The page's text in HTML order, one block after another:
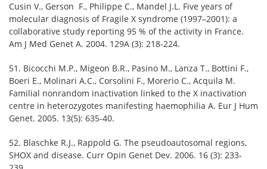
Cusin V., Gerson F., Philippe C., Mandel J.L. Five years of
molecular diagnosis of Fragile X syndrome (1997–2001): a
collaborative study reporting 95 % of the activity in France.
Am J Med Genet A. 2004. 129A (3): 218-224.
51. Bicocchi M.P., Migeon B.R., Pasino M., Lanza T., Bottini F.,
Boeri E., Molinari A.C., Corsolini F., Morerio C., Acquila M.
Familial nonrandom inactivation linked to the X inactivation
centre in heterozygotes manifesting haemophilia A. Eur J Hum
Genet. 2005. 13(5): 635-40.
52. Blaschke R.J., Rappold G. The pseudoautosomal regions,
SHOX and disease. Curr Opin Genet Dev. 2006. 16 (3): 233-